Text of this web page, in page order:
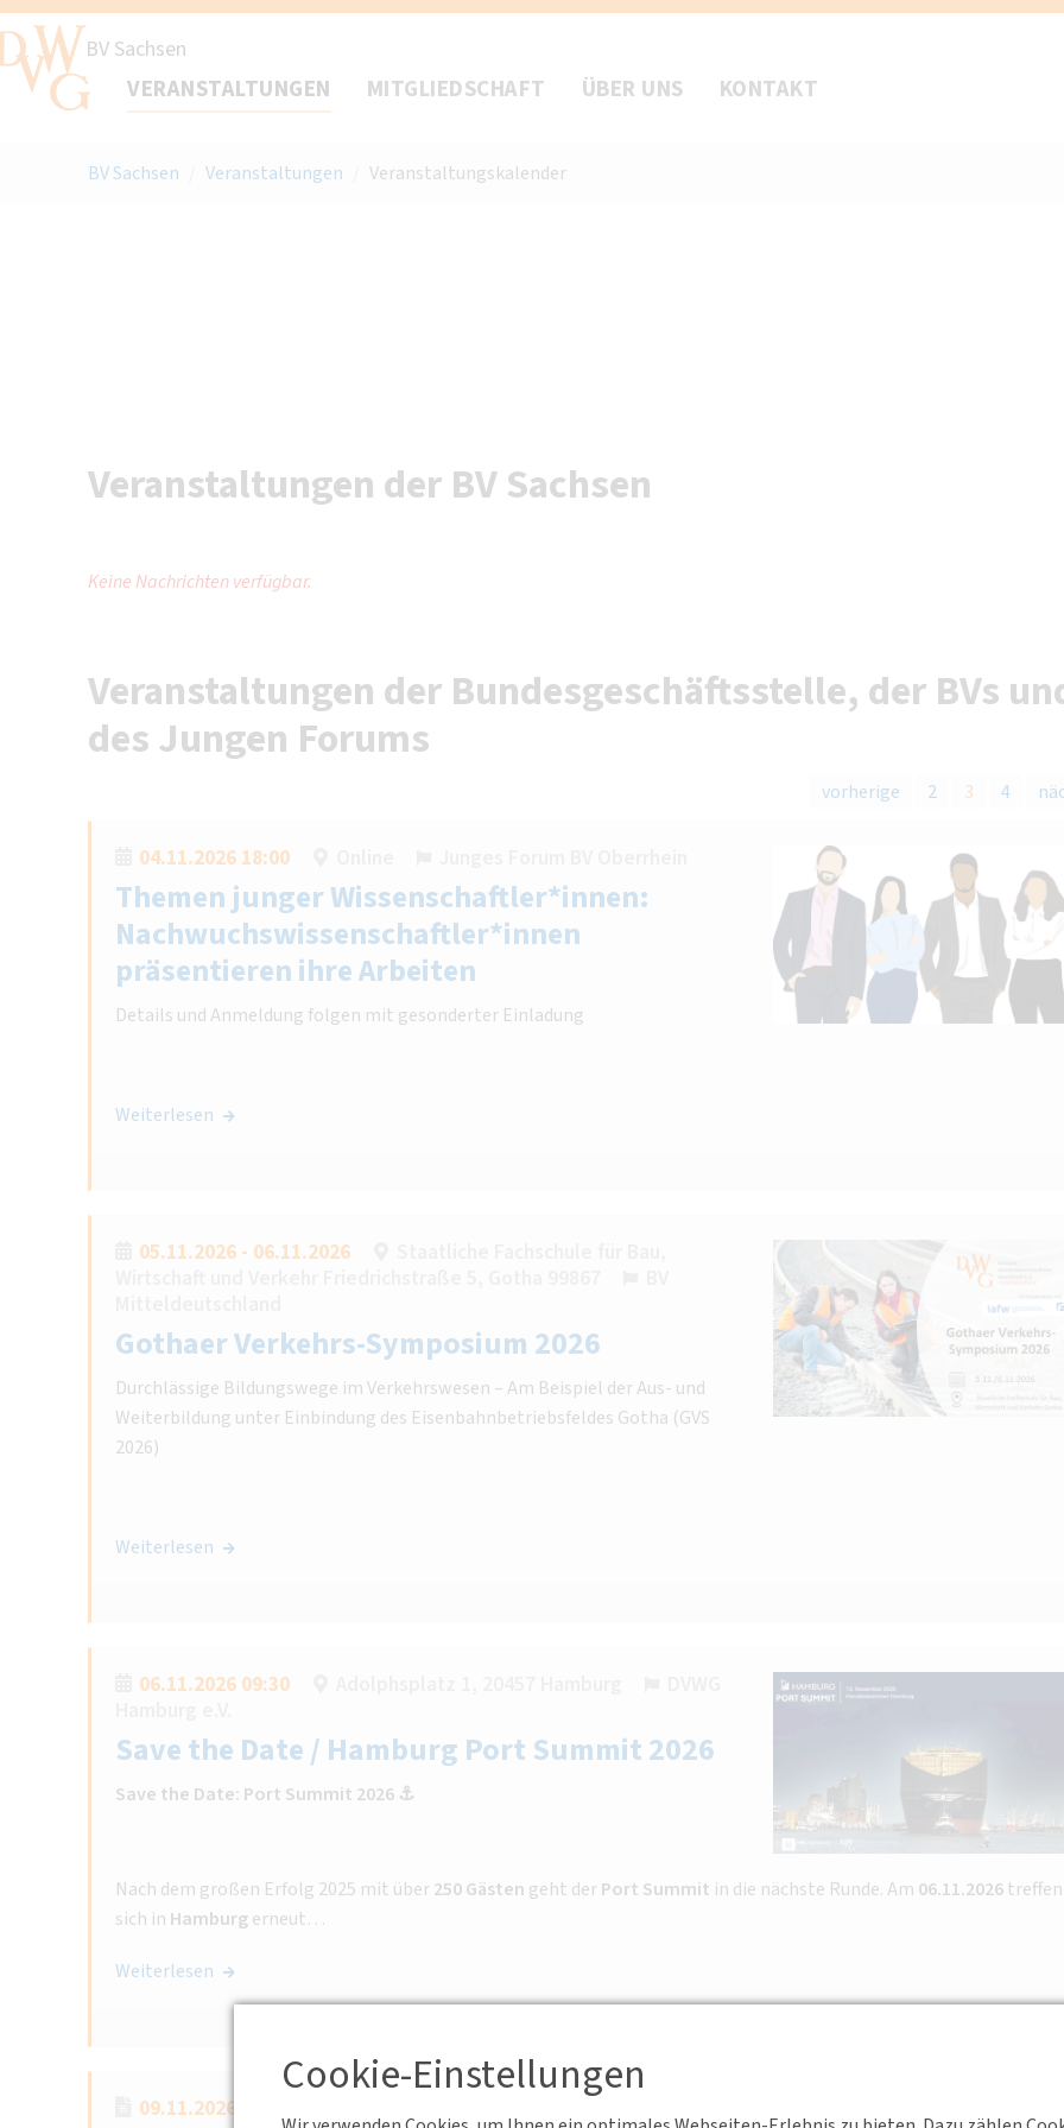
Cookie-Einstellungen
BV Sachsen
VERANSTALTUNGEN MITGLIEDSCHAFT ÜBER UNS KONTAKT
BV Sachsen Veranstaltungen Veranstaltungskalender
Veranstaltungen der BV Sachsen
Keine Nachrichten verfügbar.
Veranstaltungen der Bundesgeschäftsstelle, der BVs
des Jungen Forums
vorherige 2 3 4
04.11.2026 18:00
Themen junger Wissenschaftler*innen:
Nachwuchswissenschaftler*innen
präsentieren ihre Arbeiten
Details und Anmeldung folgen mit gesonderter Einladung
Weiterlesen
05.11.2026 - 06.11.2026
Gothaer Verkehrs-Symposium 2026
Durchlässige Bildungswege im Verkehrswesen – Am Beispiel der Aus- und
Weiterbildung unter Einbindung des Eisenbahnbetriebsfeldes Gotha (GVS
2026)
Weiterlesen
06.11.2026 09:30
Save the Date / Hamburg Port Summit 2026
Save the Date: Port Summit 2026 ⚓️
Nach dem großen Erfolg 2025 mit über250 Gästen geht derPort Summit in die nächste Runde. Am 06.11.2026treffen
sich in Hamburgerneut…
Weiterlesen
09.11.2026 17:30 - 19:00